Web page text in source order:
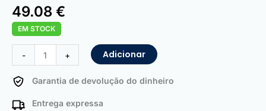
Classificado
com4.95
em 5 com
base em
177
classificações
de
clientes
49.08 €
EM STOCK
-
Quantidade
de
Teeth
Kit
+ Adicionar
Garantia de devolução do dinheiro
Entrega expressa